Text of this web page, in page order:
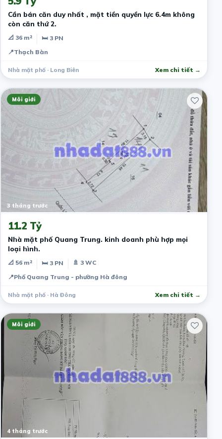
Cần bán căn duy nhất , mặt tiền quyền lực 6.4m không
còn căn thứ 2.
📐 36 m²
🛏 3 PN
📍Thạch Bàn
Nhà mặt phố · Long Biên Xem chi tiết →
Môi giới
3 tháng trước
11.2 Tỷ
Nhà mặt phố Quang Trung. kinh doanh phù hợp mọi
loại hình.
📐 56 m² 🛏 3 PN
🚿 3 WC
📍Phố Quang Trung - phường Hà đông
Nhà mặt phố · Hà Đông Xem chi tiết →
Môi giới
4 tháng trước